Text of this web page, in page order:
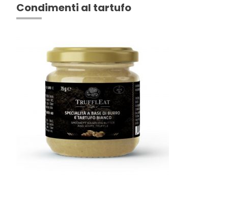
Condimenti al tartufo